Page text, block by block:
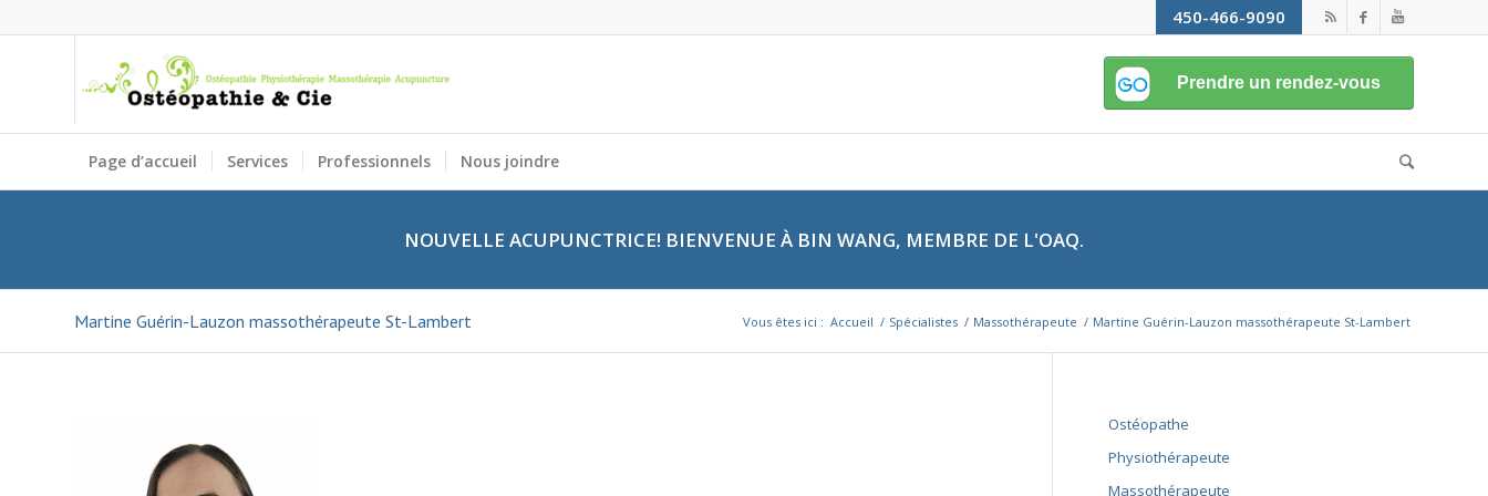
450-466-9090
Page d’accueil Services Professionnels Nous joindre
NOUVELLE ACUPUNCTRICE! BIENVENUE À BIN WANG, MEMBRE DE L'OAQ.
Martine Guérin-Lauzon massothérapeute St-Lambert Vous êtes ici : Accueil / Spécialistes / Massothérapeute / Martine Guérin-Lauzon massothérapeute St-Lambert
Ostéopathe
Physiothérapeute
Massothérapeute